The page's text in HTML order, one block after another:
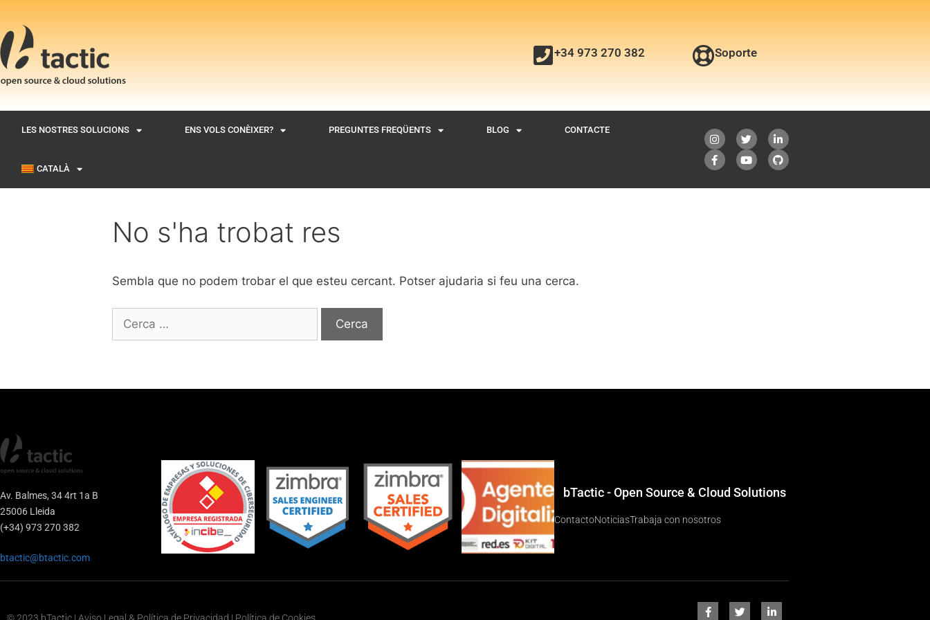
+34 973 270 382 Soporte
LES NOSTRES SOLUCIONS ENS VOLS CONÈIXER? PREGUNTES FREQÜENTS BLOG CONTACTE
CATALÀ
No s'ha trobat res
Sembla que no podem trobar el que esteu cercant. Potser ajudaria si feu una cerca.
Av. Balmes, 34 4rt 1a B
25006 Lleida
(+34) 973 270 382
btactic@btactic.com
bTactic - Open Source & Cloud Solutions
ContactoNoticiasTrabaja con nosotros
© 2023 bTactic | Aviso Legal & Política de Privacidad | Política de Cookies